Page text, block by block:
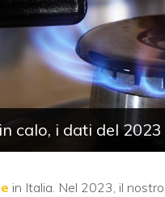
calo, i dati del 2023
in Italia. Nel 2023, il